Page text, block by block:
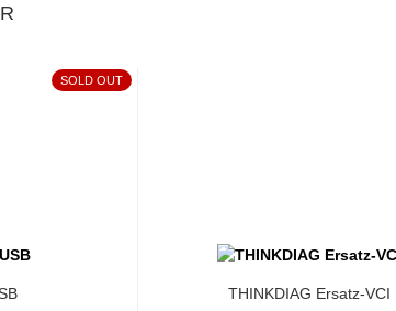
SOLD OUT
THINKDIAG Ersatz-VCI